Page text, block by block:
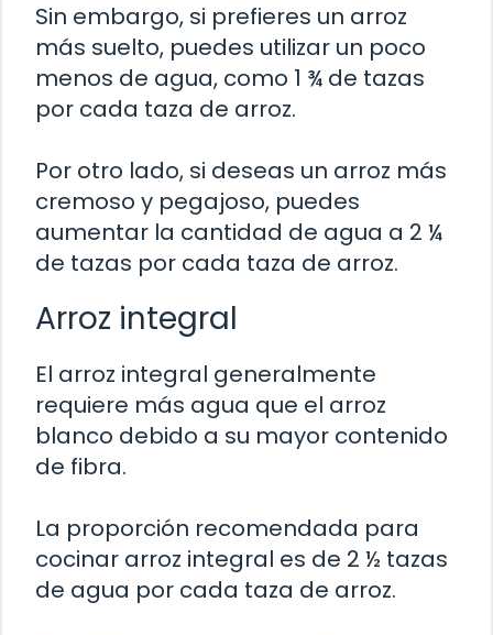
Sin embargo, si prefieres un arroz
más suelto, puedes utilizar un poco
menos de agua, como 1 ¾ de tazas
por cada taza de arroz.
Por otro lado, si deseas un arroz más
cremoso y pegajoso, puedes
aumentar la cantidad de agua a 2 ¼
de tazas por cada taza de arroz.
Arroz integral
El arroz integral generalmente
requiere más agua que el arroz
blanco debido a su mayor contenido
de fibra.
La proporción recomendada para
cocinar arroz integral es de 2 ½ tazas
de agua por cada taza de arroz.